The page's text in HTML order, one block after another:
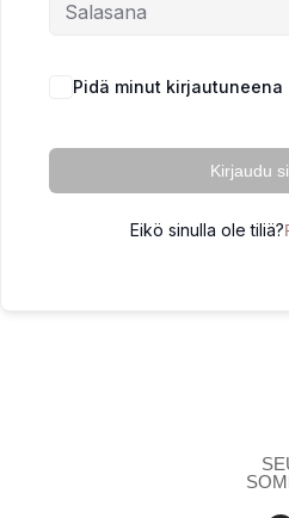
Pidä minut kirjautuneena
Kirjaudu
Eikö sinulla ole tiliä?